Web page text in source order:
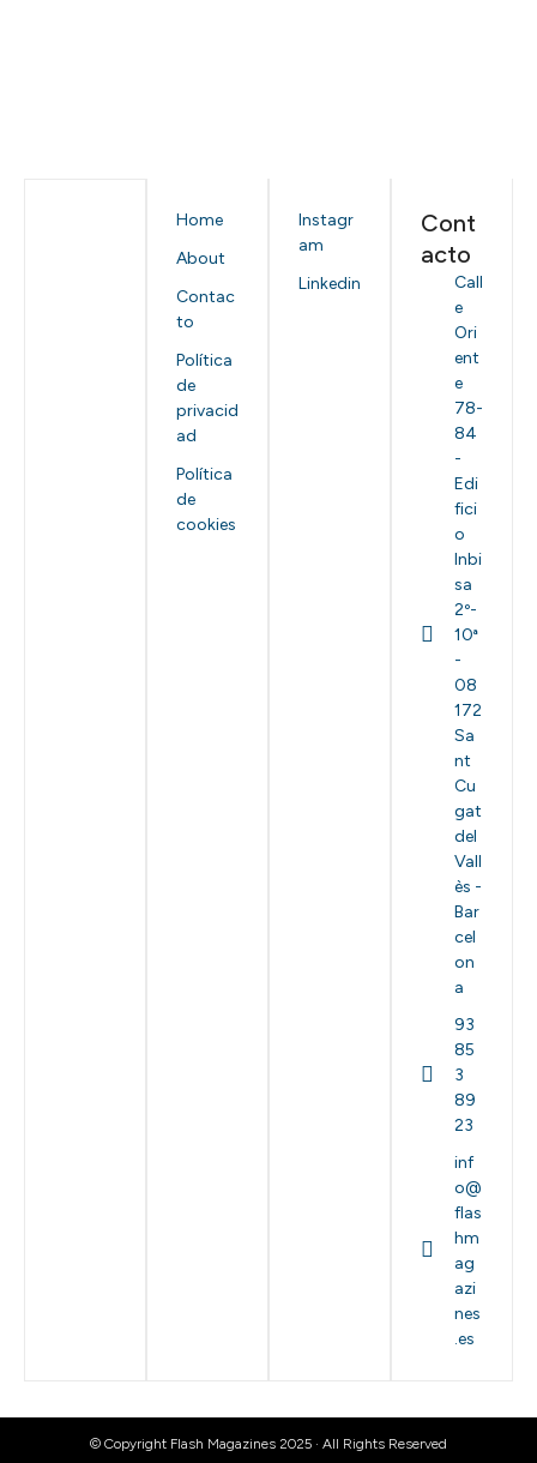
Home
About
Contac
to
Política
de
privacid
ad
Política
de
cookies
Instagr
am
Linkedin
Cont
acto
Call
e
Ori
ent
e
78-
84
-
Edi
fici
o
Inbi
sa
2º-
10ª
-
08
172
Sa
nt
Cu
gat
del
Vall
ès -
Bar
cel
on
a
93
85
3
89
23
inf
o@
flas
hm
ag
azi
nes
.es
© Copyright Flash Magazines 2025 · All Rights Reserved